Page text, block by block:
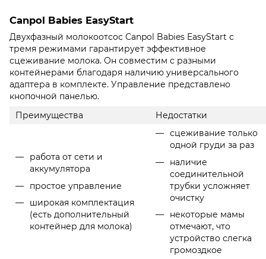
Canpol Babies EasyStart
Двухфазный молокоотсос Canpol Babies EasyStart с
тремя режимами гарантирует эффективное
сцеживание молока. Он совместим с разными
контейнерами благодаря наличию универсального
адаптера в комплекте. Управление представлено
кнопочной панелью.
Преимущества
Недостатки
работа от сети и
аккумулятора
простое управление
широкая комплектация
(есть дополнительный
контейнер для молока)
сцеживание только
одной груди за раз
наличие
соединительной
трубки усложняет
очистку
некоторые мамы
отмечают, что
устройство слегка
громоздкое